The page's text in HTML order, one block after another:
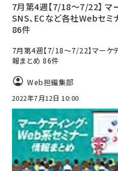
7月第4週【7/18～7/22】 マ
SNS、ECなど各社Webセミ
86件
7月第4週【7/18～7/22】マーケ
報まとめ 86件
Web担編集部
2022年7月12日 10:00